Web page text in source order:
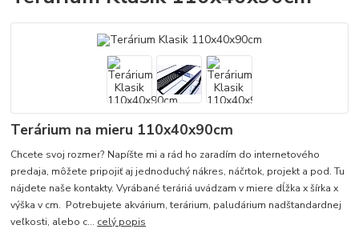
Terárium na mieru 110x40x90cm
Chcete svoj rozmer? Napíšte mi a rád ho zaradím do internetového
predaja, môžete pripojiť aj jednoduchý nákres, náčrtok, projekt a pod. Tu
nájdete naše kontakty. Vyrábané teráriá uvádzam v miere dĺžka x šírka x
výška v cm. Potrebujete akvárium, terárium, paludárium nadštandardnej
veľkosti, alebo c... celý popis